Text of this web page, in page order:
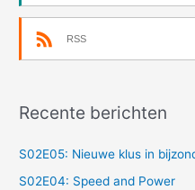
RSS
Recente berichten
S02E05: Nieuwe klus in
S02E04: Speed and Power